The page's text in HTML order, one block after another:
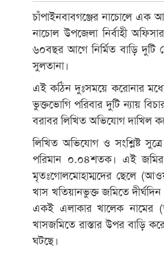
চাঁপাইনবাবগঞ্জের নাচোলে এক
নাচোল উপজেলা নির্বাহী
৬০বছর আগে নির্মিত বাড়ি দুটি
সুলতানা।
এই কঠিন দুঃসময়ে করোনার
ভুক্তভোগি পরিবার দুটি ন্যায়
বরাবর লিখিত অভিযোগ দাখিল
লিখিত অভিযোগ ও সংশ্লিষ্ট
পরিমান ০.০৪শতক। এই জমির
মৃতঃগোলমোহাম্মদের ছেলে
খাস খতিয়ানভুক্ত জমিতে
একই এলাকার খালেক নামের
খাসজমিতে রাস্তার উপর বাড়ি
ঘটছে।